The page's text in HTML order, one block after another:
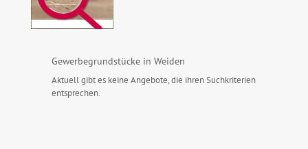
Gewerbegrundstücke in Weiden
Aktuell gibt es keine Angebote, die ihren Suchkriterien
entsprechen.